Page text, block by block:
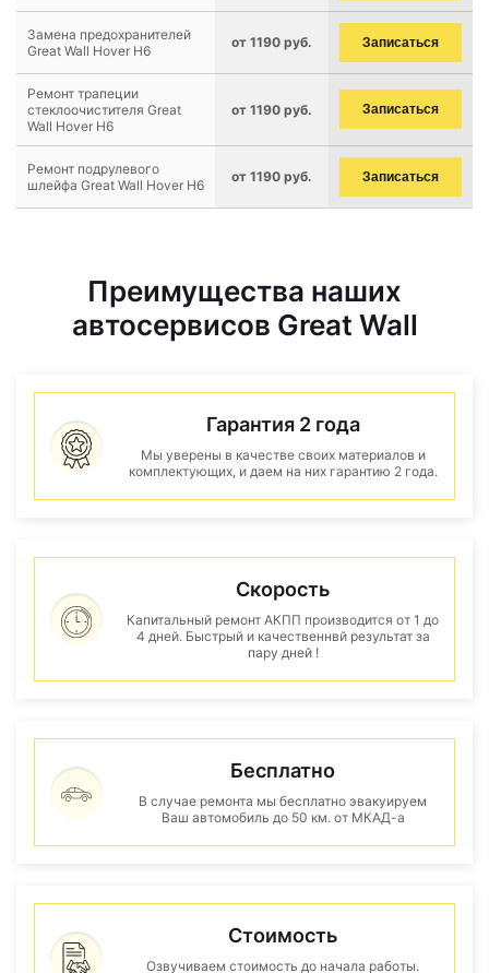
Замена предохранителей
Great Wall Hover H6
от 1190 руб. Записаться
Ремонт трапеции
стеклоочистителя Great
Wall Hover H6
от 1190 руб. Записаться
Ремонт подрулевого
шлейфа Great Wall Hover H6
от 1190 руб. Записаться
Преимущества наших
автосервисов Great Wall
Гарантия 2 года
Мы уверены в качестве своих материалов и
комплектующих, и даем на них гарантию 2 года.
Скорость
Капитальный ремонт АКПП производится от 1 до
4 дней. Быстрый и качественнвй результат за
пару дней !
Бесплатно
В случае ремонта мы бесплатно эвакуируем
Ваш автомобиль до 50 км. от МКАД-а
Стоимость
Озвучиваем стоимость до начала работы.